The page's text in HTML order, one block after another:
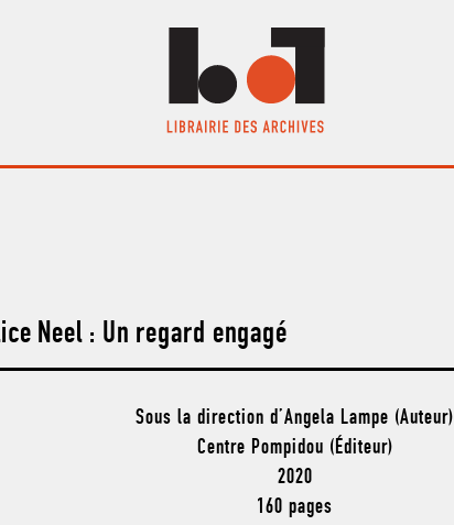
Neel : Un regard engagé
Sous la direction d’Angela Lampe (Auteur)
Centre Pompidou (Éditeur)
2020
160 pages